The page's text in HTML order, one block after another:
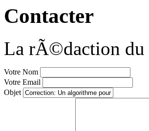
Contacter
La rÃ©daction du
Votre Nom
Votre Email
Objet